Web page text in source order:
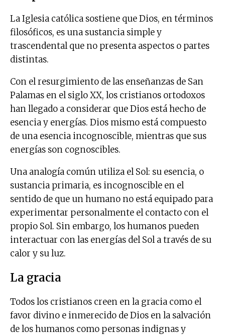
La Iglesia católica sostiene que Dios, en términos
filosóficos, es una sustancia simple y
trascendental que no presenta aspectos o partes
distintas.
Con el resurgimiento de las enseñanzas de San
Palamas en el siglo XX, los cristianos ortodoxos
han llegado a considerar que Dios está hecho de
esencia y energías. Dios mismo está compuesto
de una esencia incognoscible, mientras que sus
energías son cognoscibles.
Una analogía común utiliza el Sol: su esencia, o
sustancia primaria, es incognoscible en el
sentido de que un humano no está equipado para
experimentar personalmente el contacto con el
propio Sol. Sin embargo, los humanos pueden
interactuar con las energías del Sol a través de su
calor y su luz.
La gracia
Todos los cristianos creen en la gracia como el
favor divino e inmerecido de Dios en la salvación
de los humanos como personas indignas y